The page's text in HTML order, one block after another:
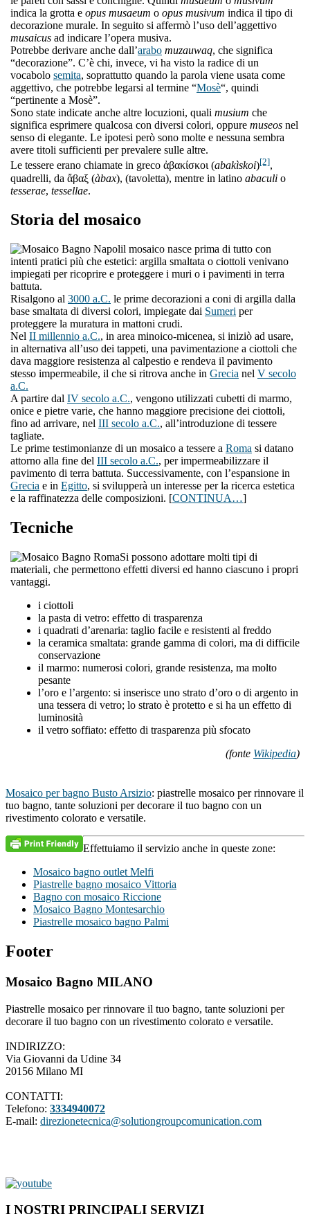
indica la grotta e opus musaeum o opus musivum indica il tipo di
decorazione murale. In seguito si affermò l’uso dell’aggettivo
musaicus ad indicare l’opera musiva.
Potrebbe derivare anche dall’arabo muzauwaq, che significa
“decorazione”. C’è chi, invece, vi ha visto la radice di un
vocabolo semita, soprattutto quando la parola viene usata come
aggettivo, che potrebbe legarsi al termine “Mosè“, quindi
“pertinente a Mosè”.
Sono state indicate anche altre locuzioni, quali musium che
significa esprimere qualcosa con diversi colori, oppure museos nel
senso di elegante. Le ipotesi però sono molte e nessuna sembra
avere titoli sufficienti per prevalere sulle altre.
Le tessere erano chiamate in greco ἀβακίσκοι (abakìskoi)[2],
quadrelli, da ἄβαξ (àbax), (tavoletta), mentre in latino abaculi o
tesserae, tessellae.
Storia del mosaico
l mosaico nasce prima di tutto con
intenti pratici più che estetici: argilla smaltata o ciottoli venivano
impiegati per ricoprire e proteggere i muri o i pavimenti in terra
battuta.
Risalgono al 3000 a.C. le prime decorazioni a coni di argilla dalla
base smaltata di diversi colori, impiegate dai Sumeri per
proteggere la muratura in mattoni crudi.
Nel II millennio a.C., in area minoico-micenea, si iniziò ad usare,
in alternativa all’uso dei tappeti, una pavimentazione a ciottoli che
dava maggiore resistenza al calpestio e rendeva il pavimento
stesso impermeabile, il che si ritrova anche in Grecia nel V secolo
a.C.
A partire dal IV secolo a.C., vengono utilizzati cubetti di marmo,
onice e pietre varie, che hanno maggiore precisione dei ciottoli,
fino ad arrivare, nel III secolo a.C., all’introduzione di tessere
tagliate.
Le prime testimonianze di un mosaico a tessere a Roma si datano
attorno alla fine del III secolo a.C., per impermeabilizzare il
pavimento di terra battuta. Successivamente, con l’espansione in
Grecia e in Egitto, si svilupperà un interesse per la ricerca estetica
e la raffinatezza delle composizioni. [CONTINUA…]
Tecniche
Si possono adottare molti tipi di
materiali, che permettono effetti diversi ed hanno ciascuno i propri
vantaggi.
i ciottoli
la pasta di vetro: effetto di trasparenza
i quadrati d’arenaria: taglio facile e resistenti al freddo
la ceramica smaltata: grande gamma di colori, ma di difficile
conservazione
il marmo: numerosi colori, grande resistenza, ma molto
pesante
l’oro e l’argento: si inserisce uno strato d’oro o di argento in
una tessera di vetro; lo strato è protetto e si ha un effetto di
luminosità
il vetro soffiato: effetto di trasparenza più sfocato
(fonte Wikipedia)
Mosaico per bagno Busto Arsizio: piastrelle mosaico per rinnovare il
tuo bagno, tante soluzioni per decorare il tuo bagno con un
rivestimento colorato e versatile.
Effettuiamo il servizio anche in queste zone:
Mosaico bagno outlet Melfi
Piastrelle bagno mosaico Vittoria
Bagno con mosaico Riccione
Mosaico Bagno Montesarchio
Piastrelle mosaico bagno Palmi
Footer
Mosaico Bagno MILANO
Piastrelle mosaico per rinnovare il tuo bagno, tante soluzioni per
decorare il tuo bagno con un rivestimento colorato e versatile.
INDIRIZZO:
Via Giovanni da Udine 34
20156 Milano MI
CONTATTI:
Telefono: 3334940072
E-mail: direzionetecnica@solutiongroupcomunication.com
I NOSTRI PRINCIPALI SERVIZI